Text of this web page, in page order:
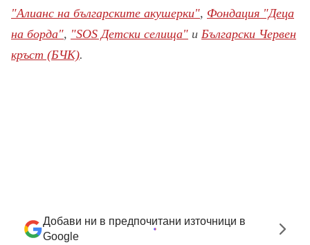
"Алианс на българските акушерки", Фондация "Деца
на борда", "SOS Детски селища" и Български Червен
кръст (БЧК).
Добави ни в предпочитани източници в
Google